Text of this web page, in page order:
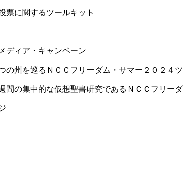
票に関するツールキット
ディア・キャンペーン
の州を巡るＮＣＣフリーダム ・サマー２０２４
間の集中的な仮想聖書研究であるＮＣＣフリー